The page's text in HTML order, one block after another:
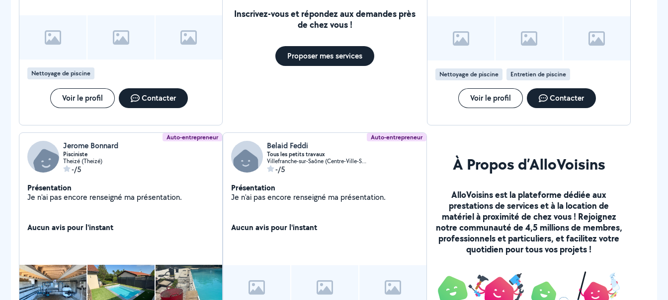
Nettoyage de piscine
Voir le profil Contacter
Inscrivez-vous et répondez aux demandes près
de chez vous !
Proposer mes services
Nettoyage de piscine Entretien de piscine
Voir le profil Contacter
Auto-entrepreneur
Jerome Bonnard
Pisciniste
Theizé (Theizé)
-/5
Présentation
Je n'ai pas encore renseigné ma présentation.
Aucun avis pour l'instant
Auto-entrepreneur
Belaid Feddi
Tous les petits travaux
Villefranche-sur-Saône (Centre-Ville-Sud)
-/5
Présentation
Je n'ai pas encore renseigné ma présentation.
Aucun avis pour l'instant
À Propos d’AlloVoisins
AlloVoisins est la plateforme dédiée aux
prestations de services et à la location de
matériel à proximité de chez vous ! Rejoignez
notre communauté de 4,5 millions de membres,
professionnels et particuliers, et facilitez votre
quotidien pour tous vos projets !